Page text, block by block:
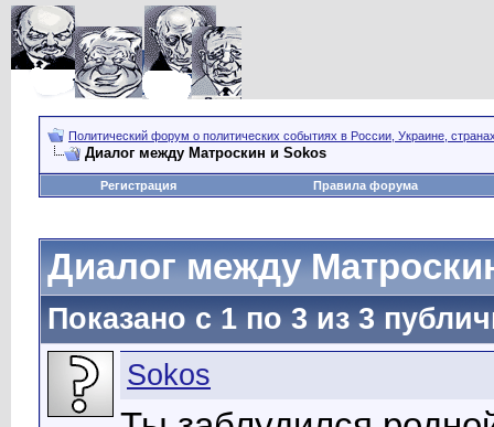
Политический форум о политических событиях в России, Украине,
Диалог между Матроскин и Sokos
Регистрация Правила форума
Диалог между
Показано с 1 по3из3
Sokos